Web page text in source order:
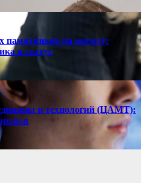
памятников на могилу:
и статус
и технологий (ЦАМТ):